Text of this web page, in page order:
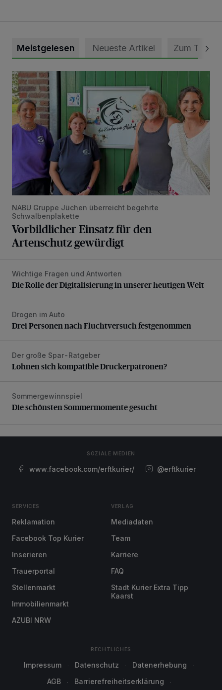
Meistgelesen Neueste Artikel Zum Thema
Vorbildlicher Einsatz für den Artenschutz gewürdigt
NABU Gruppe Jüchen überreicht begehrte
Schwalbenplakette
Vorbildlicher Einsatz für den
Artenschutz gewürdigt
Die Rolle der Digitalisierung in unserer heutigen Welt
Wichtige Fragen und Antworten
Die Rolle der Digitalisierung in unserer heutigen Welt
Drei Personen nach Fluchtversuch festgenommen
Drogen im Auto
Drei Personen nach Fluchtversuch festgenommen
Lohnen sich kompatible Druckerpatronen?
Der große Spar-Ratgeber
Lohnen sich kompatible Druckerpatronen?
Die schönsten Sommermomente gesucht
Sommergewinnspiel
Die schönsten Sommermomente gesucht
SOZIALE MEDIEN
www.facebook.com/erftkurier/ @erftkurier
SERVICES
Reklamation
Facebook Top Kurier
Inserieren
Trauerportal
Stellenmarkt
Immobilienmarkt
AZUBI NRW
VERLAG
Mediadaten
Team
Karriere
FAQ
Stadt Kurier Extra Tipp
Kaarst
RECHTLICHES
Impressum Datenschutz
Datenerhebung
AGB
Barrierefreiheitserklärung